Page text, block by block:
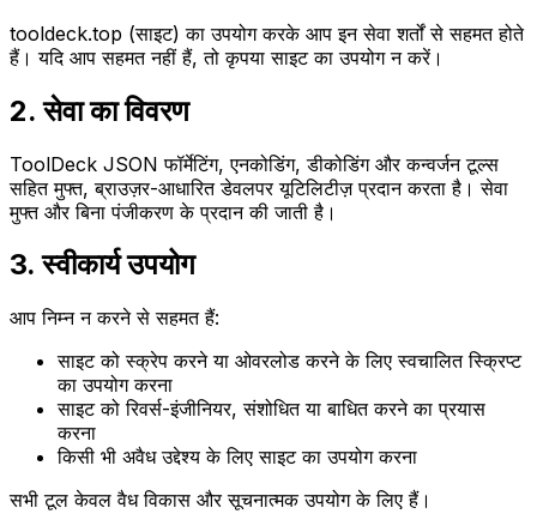
tooldeck.top (साइट) का उपयोग करके आप इन सेवा शर्तों से सहमत होते
हैं। यदि आप सहमत नहीं हैं, तो कृपया साइट का उपयोग न करें।
2. सेवा का विवरण
ToolDeck JSON फॉर्मेटिंग, एनकोडिंग, डीकोडिंग और कन्वर्जन टूल्स
सहित मुफ्त, ब्राउज़र-आधारित डेवलपर यूटिलिटीज़ प्रदान करता है। सेवा
मुफ्त और बिना पंजीकरण के प्रदान की जाती है।
3. स्वीकार्य उपयोग
आप निम्न न करने से सहमत हैं:
साइट को स्क्रेप करने या ओवरलोड करने के लिए स्वचालित स्क्रिप्ट
का उपयोग करना
साइट को रिवर्स-इंजीनियर, संशोधित या बाधित करने का प्रयास
करना
किसी भी अवैध उद्देश्य के लिए साइट का उपयोग करना
सभी टूल केवल वैध विकास और सूचनात्मक उपयोग के लिए हैं।